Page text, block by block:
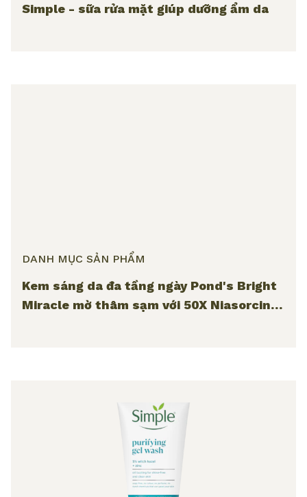
Simple - sữa rửa mặt giúp dưỡng ẩm da
DANH MỤC SẢN PHẨM
Kem sáng da đa tầng ngày Pond's Bright
Miracle mờ thâm sạm với 50X Niasorcinol